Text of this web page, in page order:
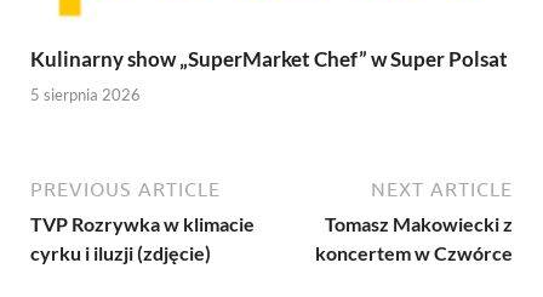
Kulinarny show „SuperMarket Chef” w Super Polsat
5 sierpnia 2026
PREVIOUS ARTICLE
TVP Rozrywka w klimacie
cyrku i iluzji (zdjęcie)
NEXT ARTICLE
Tomasz Makowiecki z
koncertem w Czwórce